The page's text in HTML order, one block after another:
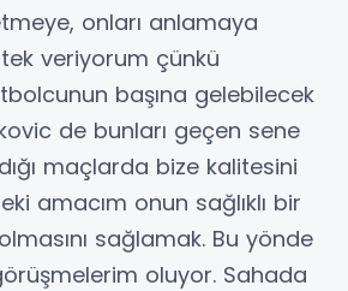
onları anlamaya
veriyorum çünkü
başına gelebilecek
de bunları geçen sene
maçlarda bize kalitesini
amacım onun sağlıklı bir
sağlamak. Bu yönde
oluyor. Sahada